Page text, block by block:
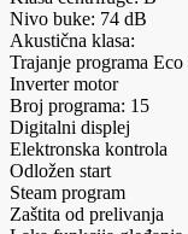
Nivo buke: 74 dB
Akustična klasa:
Trajanje programa
Inverter motor
Broj programa: 15
Digitalni displej
Elektronska kontrola
Odložen start
Steam program
Zaštita od prelivanja